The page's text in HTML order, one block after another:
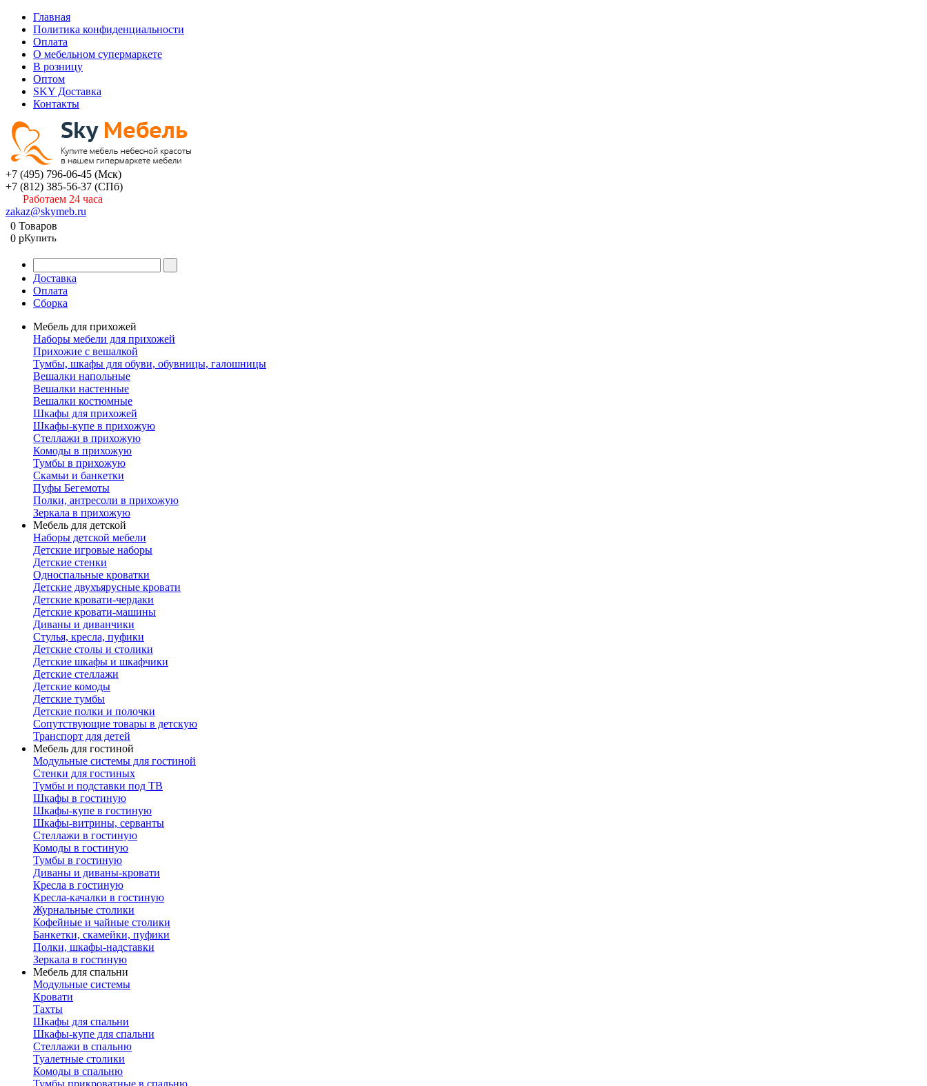
Главная
Политика конфиденциальности
Оплата
О мебельном супермаркете
В розницу
Оптом
SKY Доставка
Контакты
+7 (495) 796-06-45 (Мск)
+7 (812) 385-56-37 (СПб)
Работаем 24 часа
zakaz@skymeb.ru
0 Товаров
0 pКупить
Доставка
Оплата
Сборка
Мебель для прихожей
Наборы мебели для прихожей
Прихожие с вешалкой
Тумбы, шкафы для обуви, обувницы, галошницы
Вешалки напольные
Вешалки настенные
Вешалки костюмные
Шкафы для прихожей
Шкафы-купе в прихожую
Стеллажи в прихожую
Комоды в прихожую
Тумбы в прихожую
Скамьи и банкетки
Пуфы Бегемоты
Полки, антресоли в прихожую
Зеркала в прихожую
Мебель для детской
Наборы детской мебели
Детские игровые наборы
Детские стенки
Односпальные кроватки
Детские двухъярусные кровати
Детские кровати-чердаки
Детские кровати-машины
Диваны и диванчики
Стулья, кресла, пуфики
Детские столы и столики
Детские шкафы и шкафчики
Детские стеллажи
Детские комоды
Детские тумбы
Детские полки и полочки
Сопутствующие товары в детскую
Транспорт для детей
Мебель для гостиной
Модульные системы для гостиной
Стенки для гостиных
Тумбы и подставки под ТВ
Шкафы в гостиную
Шкафы-купе в гостиную
Шкафы-витрины, серванты
Стеллажи в гостиную
Комоды в гостиную
Тумбы в гостиную
Диваны и диваны-кровати
Кресла в гостиную
Кресла-качалки в гостиную
Журнальные столики
Кофейные и чайные столики
Банкетки, скамейки, пуфики
Полки, шкафы-надставки
Зеркала в гостиную
Мебель для спальни
Модульные системы
Кровати
Тахты
Шкафы для спальни
Шкафы-купе для спальни
Стеллажи в спальню
Туалетные столики
Комоды в спальню
Тумбы прикроватные в спальню